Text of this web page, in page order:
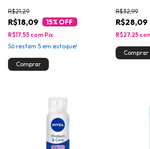
R$18,09
R$21,29
15% OFF
R$17,55 com Pix
Só restam 5 em estoque!
R$28,09
R$32,99
R$27,25